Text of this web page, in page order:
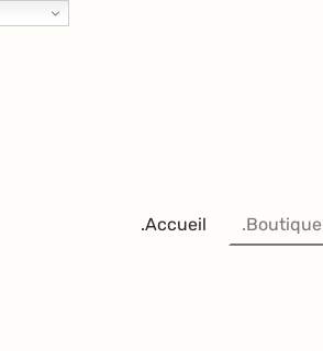
.Accueil .Boutique